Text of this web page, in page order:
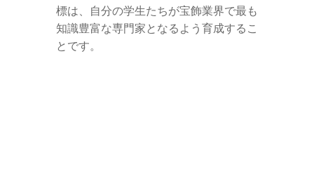
標は、自分の学生たちが宝飾業界で最も
知識豊富な専門家となるよう育成するこ
とです。